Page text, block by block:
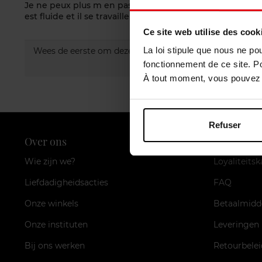
Ce site web utilise des
La loi stipule que nous ne
fonctionnement de ce site.
À tout moment, vous
Refuser
Je ne peux plus m en passer !!! Il est parfait pour
est fluide et il se travaille facilement. Moi, je rajoute
Wees de eerste om deze commentaar te evalueren.
Over ons
Wie zijn we?
Liefdadigheidsacties
Onze winkels
Onze instituten
Bij ons werken
FAQ
Leveringen